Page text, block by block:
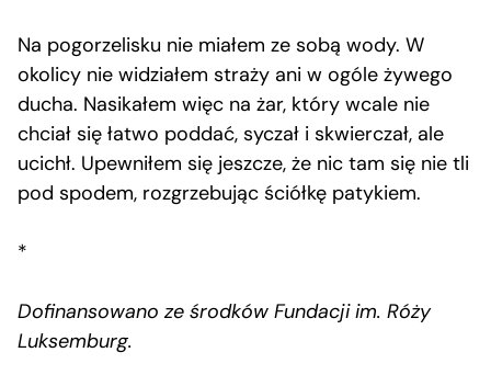
Na pogorzelisku nie miałem ze sobą wody. W
okolicy nie widziałem straży ani w ogóle żywego
ducha. Nasikałem więc na żar, który wcale nie
chciał się łatwo poddać, syczał i skwierczał, ale
ucichł. Upewniłem się jeszcze, że nic tam się nie tli
pod spodem, rozgrzebując ściółkę patykiem.
*
Dofinansowano ze środków Fundacji im. Róży
Luksemburg.